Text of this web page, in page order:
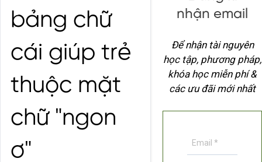
bảng chữ
cái giúp trẻ
thuộc mặt
chữ "ngon
ơ"
nhận email
Để nhận tài nguyên
học tập, phương pháp,
khóa học miễn phí &
các ưu đãi mới nhất